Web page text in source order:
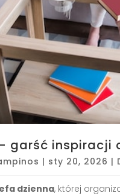
garść inspiracji
| sty 20, 2026 |
dzienna, której